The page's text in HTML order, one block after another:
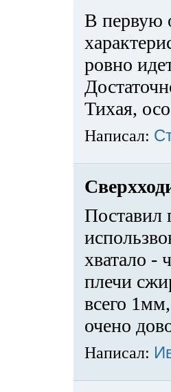
В первую
ровно
Тихая,
Написал:
Поставил
хватало -
плечи
всего
очено
Написал: